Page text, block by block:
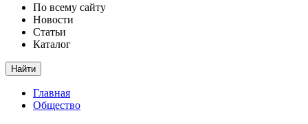
По всему сайту
Новости
Статьи
Каталог
Найти
Главная
Общество